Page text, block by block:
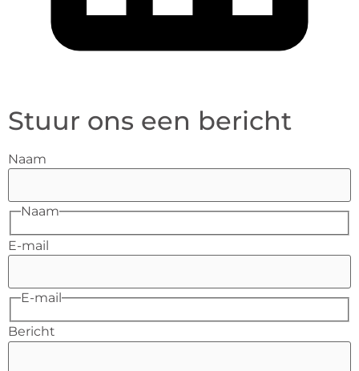
Stuur ons een bericht
Naam
Naam
E-mail
E-mail
Bericht